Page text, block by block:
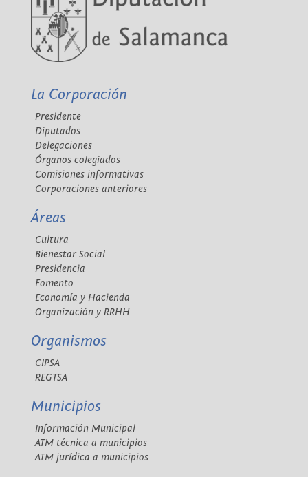
La Corporación
Presidente
Diputados
Delegaciones
Órganos colegiados
Comisiones informativas
Corporaciones anteriores
Áreas
Cultura
Bienestar Social
Presidencia
Fomento
Economía y Hacienda
Organización y RRHH
Organismos
CIPSA
REGTSA
Municipios
Información Municipal
ATM técnica a municipios
ATM jurídica a municipios